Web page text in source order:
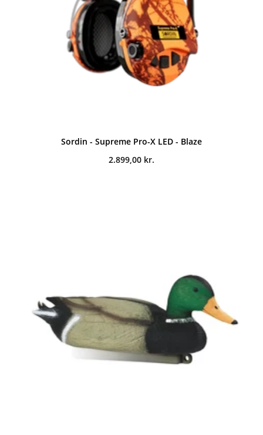
Sordin - Supreme Pro-X LED - Blaze
2.899,00 kr.